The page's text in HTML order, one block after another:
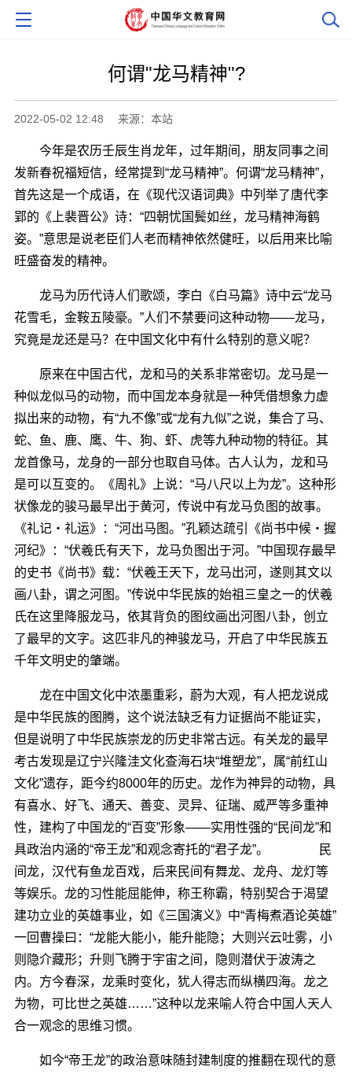
何谓"龙马精神"?
2022-05-02 12:48 来源：本站
今年是农历壬辰生肖龙年，过年期间，朋友同事之间
发新春祝福短信，经常提到“龙马精神”。何谓“龙马精神”，
首先这是一个成语，在《现代汉语词典》中列举了唐代李
郢的《上裴晋公》诗：“四朝忧国鬓如丝，龙马精神海鹤
姿。”意思是说老臣们人老而精神依然健旺，以后用来比喻
旺盛奋发的精神。
龙马为历代诗人们歌颂，李白《白马篇》诗中云“龙马
花雪毛，金鞍五陵豪。”人们不禁要问这种动物――龙马，
究竟是龙还是马？在中国文化中有什么特别的意义呢？
原来在中国古代，龙和马的关系非常密切。龙马是一
种似龙似马的动物，而中国龙本身就是一种凭借想象力虚
拟出来的动物，有“九不像”或“龙有九似”之说，集合了马、
蛇、鱼、鹿、鹰、牛、狗、虾、虎等九种动物的特征。其
龙首像马，龙身的一部分也取自马体。古人认为，龙和马
是可以互变的。《周礼》上说：“马八尺以上为龙”。这种形
状像龙的骏马最早出于黄河，传说中有龙马负图的故事。
《礼记・礼运》：“河出马图。”孔颖达疏引《尚书中候・握
河纪》：“伏羲氏有天下，龙马负图出于河。”中国现存最早
的史书《尚书》载：“伏羲王天下，龙马出河，遂则其文以
画八卦，谓之河图。”传说中华民族的始祖三皇之一的伏羲
氏在这里降服龙马，依其背负的图纹画出河图八卦，创立
了最早的文字。这匹非凡的神骏龙马，开启了中华民族五
千年文明史的肇端。
龙在中国文化中浓墨重彩，蔚为大观，有人把龙说成
是中华民族的图腾，这个说法缺乏有力证据尚不能证实，
但是说明了中华民族崇龙的历史非常古远。有关龙的最早
考古发现是辽宁兴隆洼文化查海石块“堆塑龙”，属“前红山
文化”遗存，距今约8000年的历史。龙作为神异的动物，具
有喜水、好飞、通天、善变、灵异、征瑞、威严等多重神
性，建构了中国龙的“百变”形象――实用性强的“民间龙”和
具政治内涵的“帝王龙”和观念寄托的“君子龙”。 民
间龙，汉代有鱼龙百戏，后来民间有舞龙、龙舟、龙灯等
等娱乐。龙的习性能屈能伸，称王称霸，特别契合于渴望
建功立业的英雄事业，如《三国演义》中“青梅煮酒论英雄”
一回曹操曰：“龙能大能小，能升能隐；大则兴云吐雾，小
则隐介藏形；升则飞腾于宇宙之间，隐则潜伏于波涛之
内。方今春深，龙乘时变化，犹人得志而纵横四海。龙之
为物，可比世之英雄……”这种以龙来喻人符合中国人天人
合一观念的思维习惯。
如今“帝王龙”的政治意味随封建制度的推翻在现代的意